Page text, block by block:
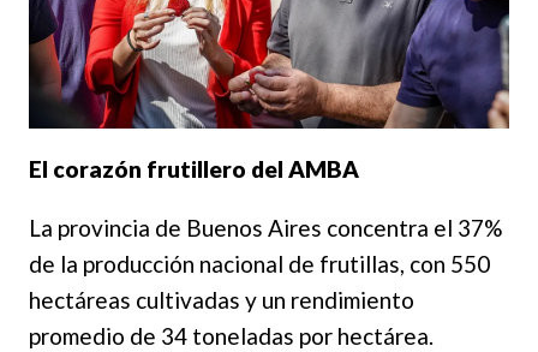
El corazón frutillero del AMBA
La provincia de Buenos Aires concentra el 37%
de la producción nacional de frutillas, con 550
hectáreas cultivadas y un rendimiento
promedio de 34 toneladas por hectárea.